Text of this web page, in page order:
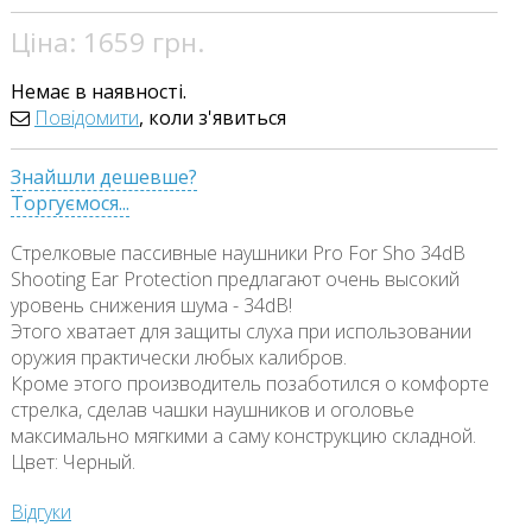
Ціна: 1659 грн.
Немає в наявності.
Повідомити, коли з'явиться
Знайшли дешевше?
Торгуємося...
Стрелковые пассивные наушники Pro For Sho 34dB
Shooting Ear Protection предлагают очень высокий
уровень снижения шума - 34dB!
Этого хватает для защиты слуха при использовании
оружия практически любых калибров.
Кроме этого производитель позаботился о комфорте
стрелка, сделав чашки наушников и оголовье
максимально мягкими а саму конструкцию складной.
Цвет: Черный.
Відгуки